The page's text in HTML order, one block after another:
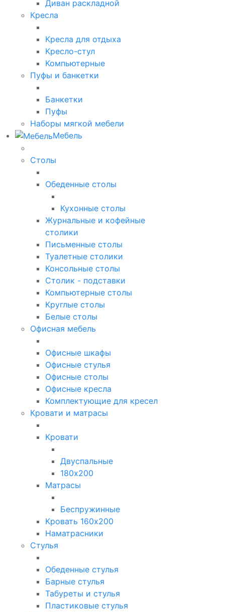
Диван раскладной
Кресла
Кресла для отдыха
Кресло-стул
Компьютерные
Пуфы и банкетки
Банкетки
Пуфы
Наборы мягкой мебели
Мебель
Столы
Обеденные столы
Кухонные столы
Журнальные и кофейные
столики
Письменные столы
Туалетные столики
Консольные столы
Столик - подставки
Компьютерные столы
Круглые столы
Белые столы
Офисная мебель
Офисные шкафы
Офисные стулья
Офисные столы
Офисные кресла
Комплектующие для кресел
Кровати и матрасы
Кровати
Двуспальные
180х200
Матрасы
Беспружинные
Кровать 160х200
Наматрасники
Стулья
Обеденные стулья
Барные стулья
Табуреты и стулья
Пластиковые стулья